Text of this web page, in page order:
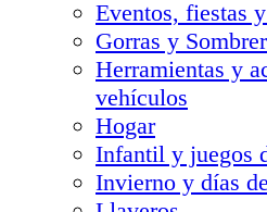
Eventos, fiestas
Gorras y
Herramientas y
vehículos
Hogar
Infantil y juegos
Invierno y días